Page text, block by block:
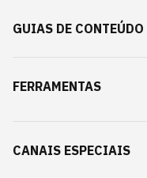
GUIAS DE CONTEÚDO
FERRAMENTAS
CANAIS ESPECIAIS